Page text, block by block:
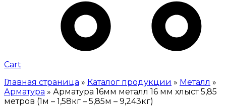
Cart
Главная страница » Каталог продукции » Металл »
Арматура » Арматура 16мм металл 16 мм хлыст 5,85
метров (1м – 1,58кг – 5,85м – 9,243кг)